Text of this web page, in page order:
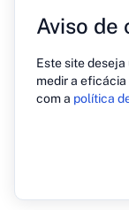
Aviso de
Este site
medir a
com a política
Sobre nósBlog
© 2026